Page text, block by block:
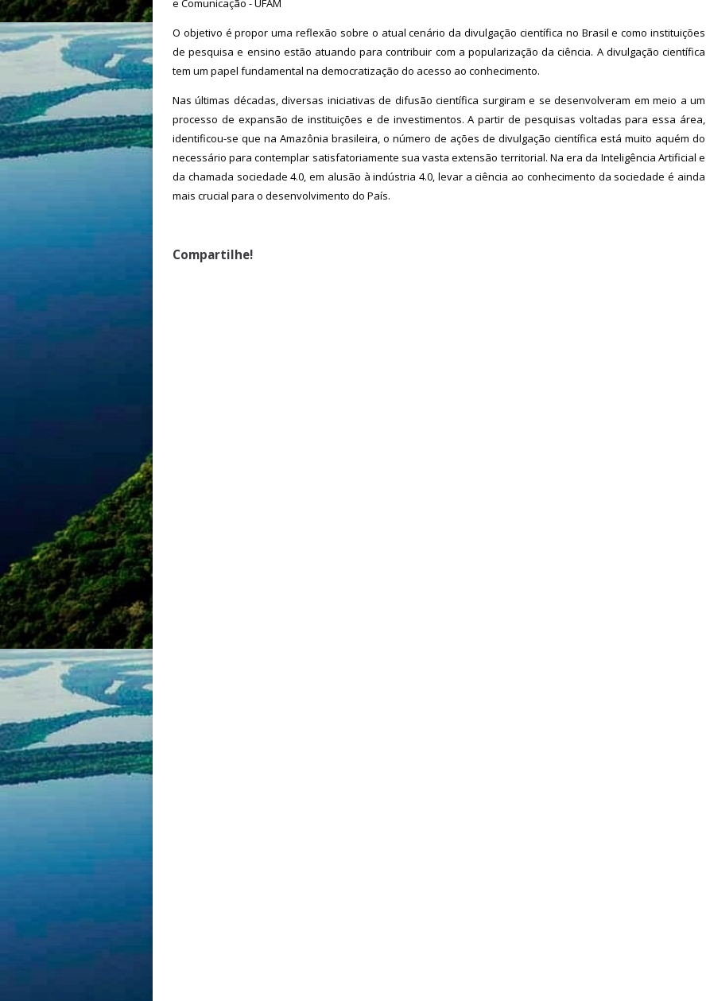
e Comunicação - UFAM
O objetivo é propor uma reflexão sobre o atual cenário da divulgação científica no Brasil e como instituições
de pesquisa e ensino estão atuando para contribuir com a popularização da ciência. A divulgação científica
tem um papel fundamental na democratização do acesso ao conhecimento.
Nas últimas décadas, diversas iniciativas de difusão científica surgiram e se desenvolveram em meio a um
processo de expansão de instituições e de investimentos. A partir de pesquisas voltadas para essa área,
identificou-se que na Amazônia brasileira, o número de ações de divulgação científica está muito aquém do
necessário para contemplar satisfatoriamente sua vasta extensão territorial. Na era da Inteligência Artificial e
da chamada sociedade 4.0, em alusão à indústria 4.0, levar a ciência ao conhecimento da sociedade é ainda
mais crucial para o desenvolvimento do País.
Compartilhe!